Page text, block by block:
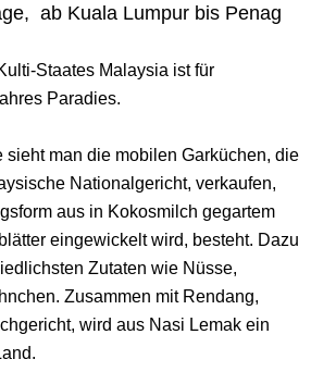
ab Kuala Lumpur bis Penag
Staates Malaysia ist für
Paradies.
man die mobilen Garküchen, die
Nationalgericht, verkaufen,
aus in Kokosmilch gegartem
eingewickelt wird, besteht. Dazu
Zutaten wie Nüsse,
Zusammen mit Rendang,
wird aus Nasi Lemak ein